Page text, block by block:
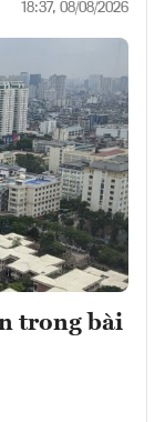
18:37, 08/08/2026
trong bài